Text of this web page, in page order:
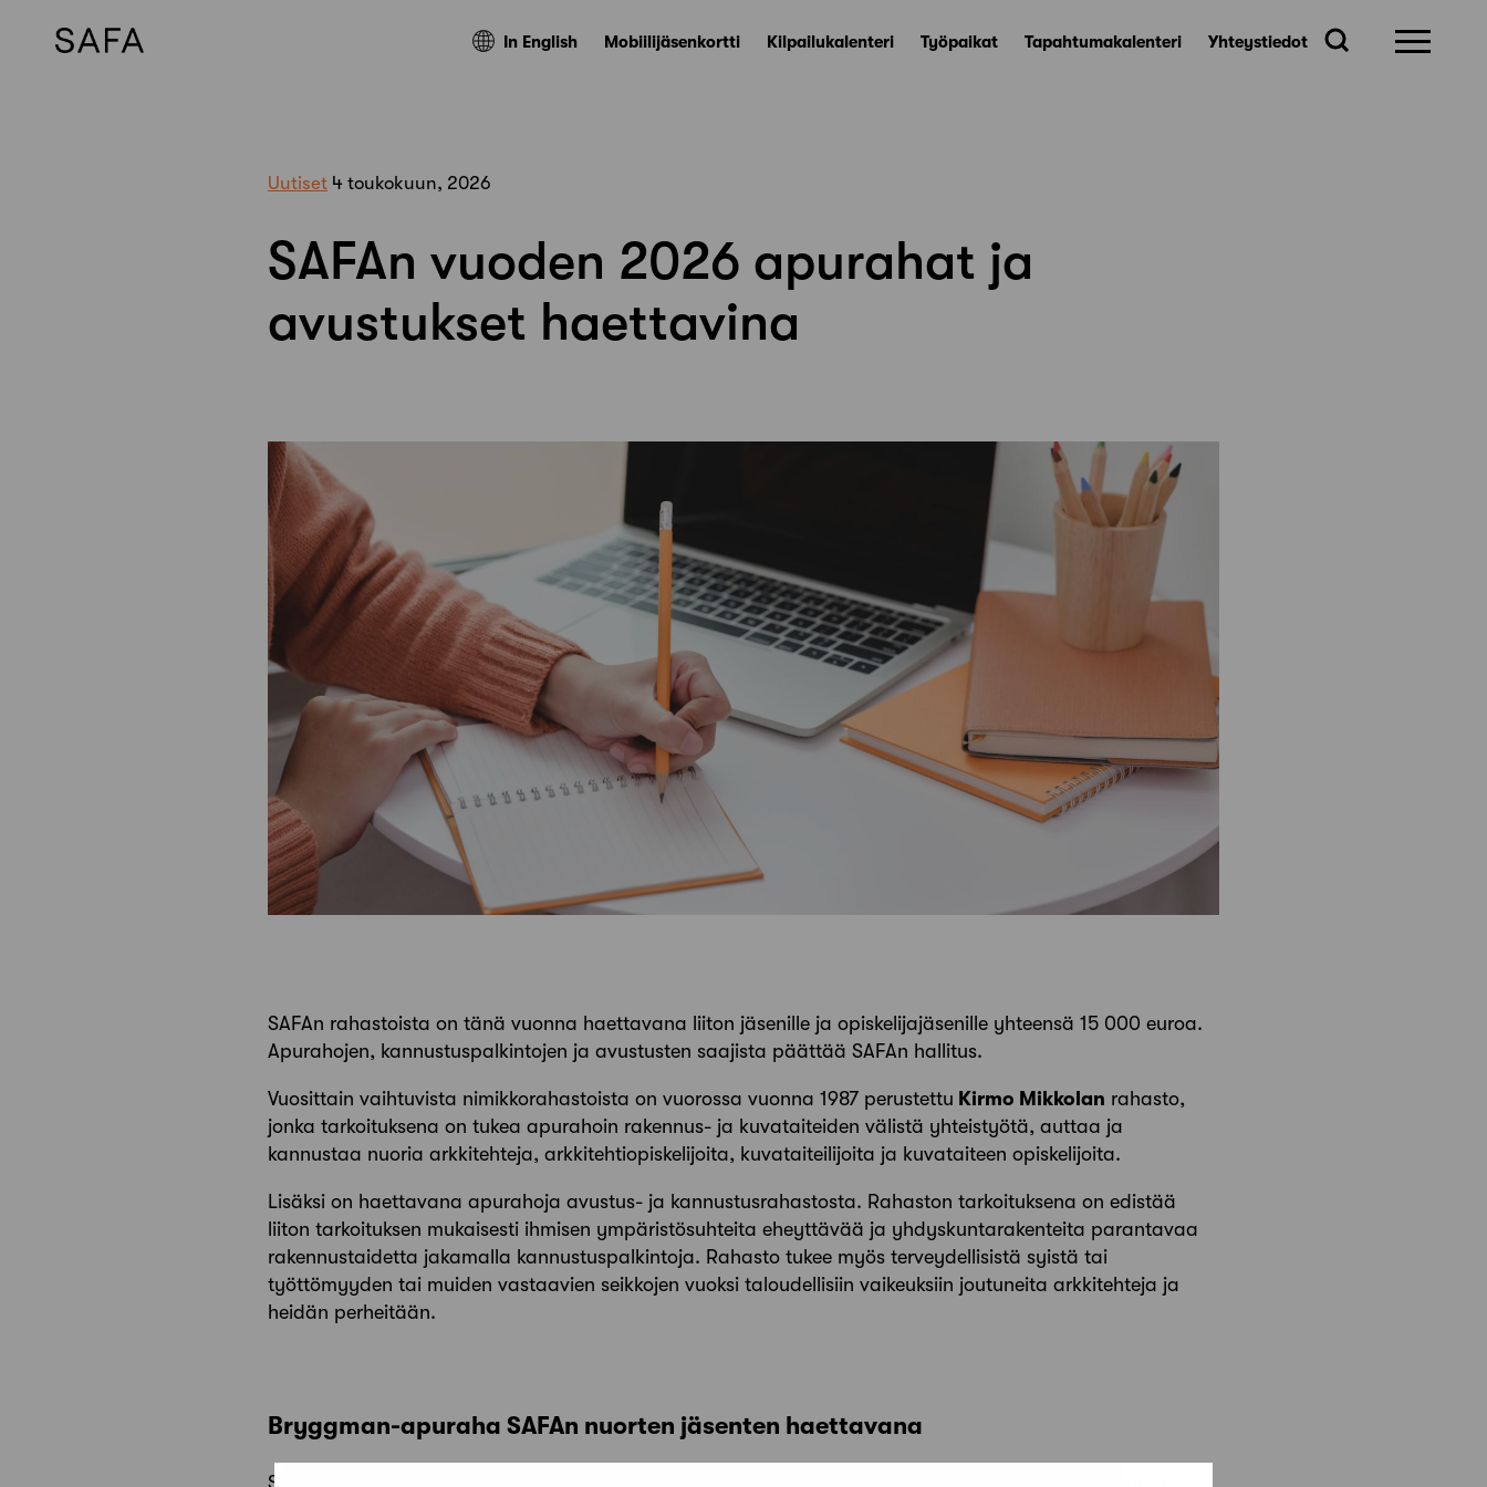
In English Mobiilijäsenkortti Kilpailukalenteri Työpaikat Tapahtumakalenteri Yhteystiedot
Uutiset 4 toukokuun, 2026
SAFAn vuoden 2026 apurahat ja
avustukset haettavina
SAFAn rahastoista on tänä vuonna haettavana liiton jäsenille ja opiskelijajäsenille yhteensä 15 000 euroa.
Apurahojen, kannustuspalkintojen ja avustusten saajista päättää SAFAn hallitus.
Vuosittain vaihtuvista nimikkorahastoista on vuorossa vuonna 1987 perustettu Kirmo Mikkolan rahasto,
jonka tarkoituksena on tukea apurahoin rakennus- ja kuvataiteiden välistä yhteistyötä, auttaa ja
kannustaa nuoria arkkitehteja, arkkitehtiopiskelijoita, kuvataiteilijoita ja kuvataiteen opiskelijoita.
Lisäksi on haettavana apurahoja avustus- ja kannustusrahastosta. Rahaston tarkoituksena on edistää
liiton tarkoituksen mukaisesti ihmisen ympäristösuhteita eheyttävää ja yhdyskuntarakenteita parantavaa
rakennustaidetta jakamalla kannustuspalkintoja. Rahasto tukee myös terveydellisistä syistä tai
työttömyyden tai muiden vastaavien seikkojen vuoksi taloudellisiin vaikeuksiin joutuneita arkkitehteja ja
heidän perheitään.
Bryggman-apuraha SAFAn nuorten jäsenten haettavana